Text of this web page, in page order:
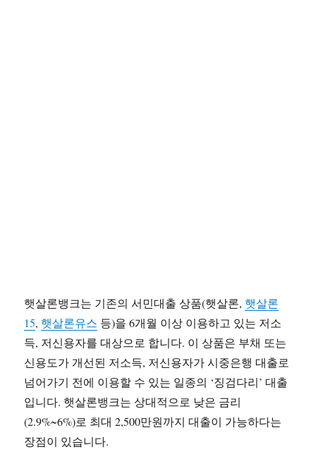
햇살론뱅크는 기존의 서민대출 상품(햇살론, 햇살론
15, 햇살론유스 등)을 6개월 이상 이용하고 있는 저소
득, 저신용자를 대상으로 합니다. 이 상품은 부채 또는
신용도가 개선된 저소득, 저신용자가 시중은행 대출로
넘어가기 전에 이용할 수 있는 일종의 ‘징검다리’ 대출
입니다. 햇살론뱅크는 상대적으로 낮은 금리
(2.9%~6%)로 최대 2,500만원까지 대출이 가능하다는
장점이 있습니다.